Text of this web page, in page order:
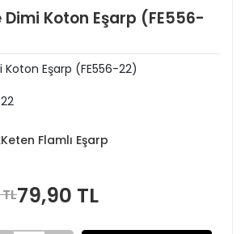
Dimi Koton Eşarp (FE556-
Eşarp (FE556-22)
Flamlı Eşarp
79,90 TL